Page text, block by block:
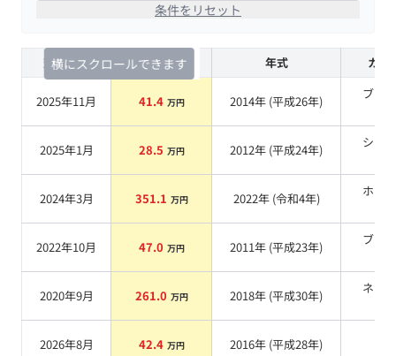
条件をリセット
横にスクロールできます
査定時期 セルカ実績 年式 カラ
2025年11月 41.4 万円 2014年 (平成26年)
ブラ
2025年1月 28.5 万円 2012年 (平成24年)
シル
2024年3月 351.1 万円 2022年 (令和4年)
ホワ
2022年10月 47.0 万円 2011年 (平成23年)
ブラ
2020年9月 261.0 万円 2018年 (平成30年)
ネイ
2026年8月 42.4 万円 2016年 (平成28年)